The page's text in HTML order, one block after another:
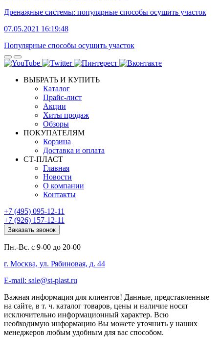
Дренажные системы: популярные способы осушить участок
07.05.2021 16:19:48
Популярные способы осушить участок
ВЫБРАТЬ И КУПИТЬ
Каталог
Прайс-лист
Акции
Хиты продаж
Обзоры
ПОКУПАТЕЛЯМ
Корзина
Доставка и оплата
СТ-ПЛАСТ
Главная
Новости
О компании
Контакты
+7 (495) 095-12-11
+7 (926) 157-12-11
Заказать звонок
Пн.-Вс. с 9-00 до 20-00
г. Москва, ул. Рябиновая, д. 44
E-mail: sale@st-plast.ru
Важная информация для клиентов! Данные, представленные
на сайте, в т. ч. каталог товаров, цены и наличие носят
исключительно информационный характер. Всю
необходимую информацию Вы можете уточнить у наших
менеджеров любым удобным для вас способом.